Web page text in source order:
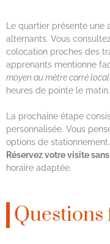
Le quartier présente
alternants. Vous
colocation proches des
apprenants mentionne
moyen au mètre carré local
heures de pointe le matin.
La prochaine étape
personnalisée. Vous
options de
Réservez votre visite
horaire adaptée.
Questions